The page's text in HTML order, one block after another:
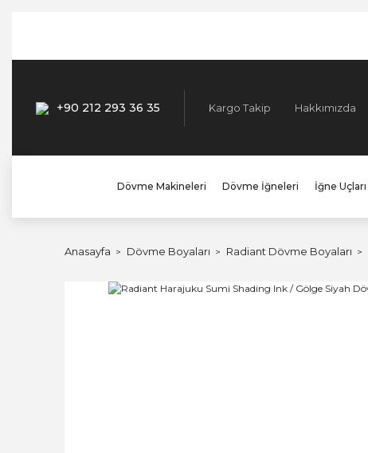
+90 212 293 36 35 Kargo Takip Hakkımızda
Dövme Makineleri Dövme İğneleri İğne Uçları
Anasayfa Dövme Boyaları Radiant Dövme Boyaları